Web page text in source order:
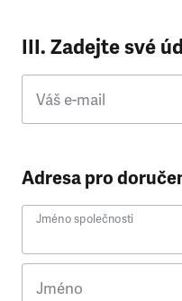
III. Zadejte své
Váš e-mail
Adresa pro
Jméno společnosti
Jméno